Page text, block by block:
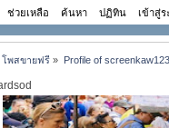
ช่วยเหลือ ค้นหา ปฏิทิน เข้าสู่
พสขายฟรี » Profile of